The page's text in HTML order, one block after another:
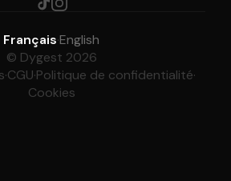
Français·English
© Dygest 2026
·CGU·Politique de confidentialité·
Cookies